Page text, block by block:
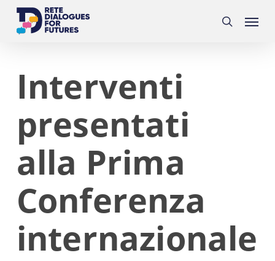
Skip
search
Menu
Interventi
presentati
alla Prima
Conferenza
internazionale